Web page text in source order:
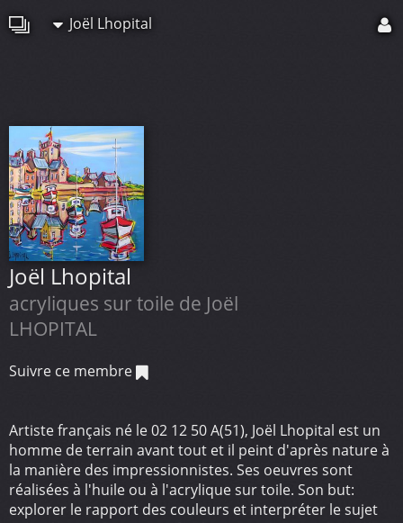
Joël Lhopital
Joël Lhopital
acryliques sur toile de Joël
LHOPITAL
Suivre ce membre
Artiste français né le 02 12 50 A(51), Joël Lhopital est un
homme de terrain avant tout et il peint d'après nature à
la manière des impressionnistes. Ses oeuvres sont
réalisées à l'huile ou à l'acrylique sur toile. Son but:
explorer le rapport des couleurs et interpréter le sujet